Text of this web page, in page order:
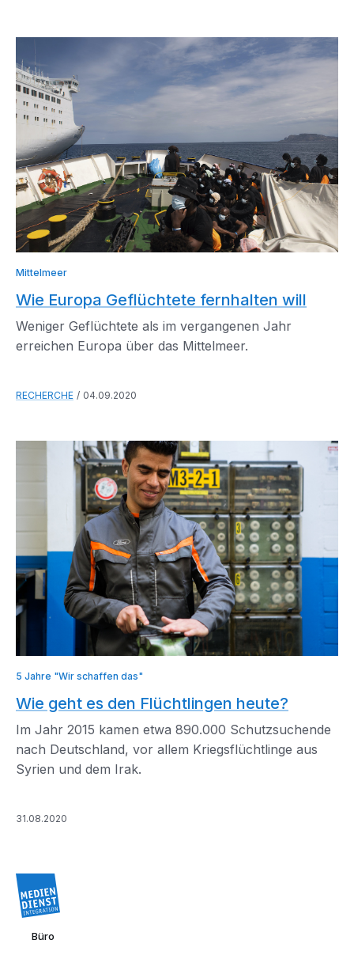
Mittelmeer
Wie Europa Geflüchtete fernhalten will
Weniger Geflüchtete als im vergangenen Jahr
erreichen Europa über das Mittelmeer.
RECHERCHE 04.09.2020
5 Jahre "Wir schaffen das"
Wie geht es den Flüchtlingen heute?
Im Jahr 2015 kamen etwa 890.000 Schutzsuchende
nach Deutschland, vor allem Kriegsflüchtlinge aus
Syrien und dem Irak.
31.08.2020
Büro